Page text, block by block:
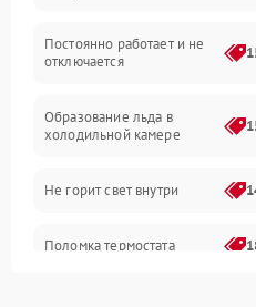
Постоянно работает и не
отключается
Образование льда в
холодильной камере
Не горит свет внутри
Поломка термостата